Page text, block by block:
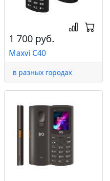
1 700 руб.
Maxvi C40
в разных городах